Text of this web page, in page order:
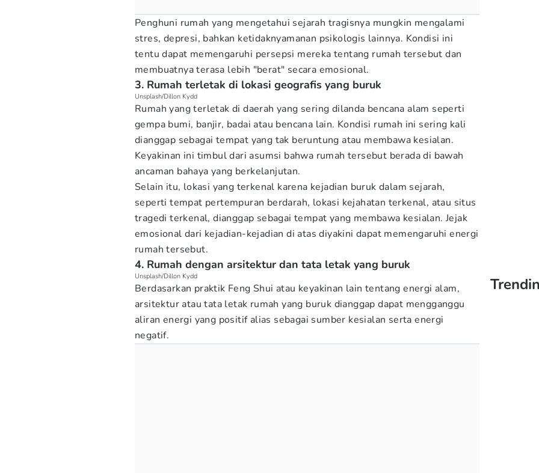
Penghuni rumah yang mengetahui sejarah tragisnya mungkin mengalami
stres, depresi, bahkan ketidaknyamanan psikologis lainnya. Kondisi ini
tentu dapat memengaruhi persepsi mereka tentang rumah tersebut dan
membuatnya terasa lebih "berat" secara emosional.
3. Rumah terletak di lokasi geografis yang buruk
Unsplash/Dillon Kydd
Rumah yang terletak di daerah yang sering dilanda bencana alam seperti
gempa bumi, banjir, badai atau bencana lain. Kondisi rumah ini sering kali
dianggap sebagai tempat yang tak beruntung atau membawa kesialan.
Keyakinan ini timbul dari asumsi bahwa rumah tersebut berada di bawah
ancaman bahaya yang berkelanjutan.
Selain itu, lokasi yang terkenal karena kejadian buruk dalam sejarah,
seperti tempat pertempuran berdarah, lokasi kejahatan terkenal, atau situs
tragedi terkenal, dianggap sebagai tempat yang membawa kesialan. Jejak
emosional dari kejadian-kejadian di atas diyakini dapat memengaruhi energi
rumah tersebut.
4. Rumah dengan arsitektur dan tata letak yang buruk
Unsplash/Dillon Kydd
Berdasarkan praktik Feng Shui atau keyakinan lain tentang energi alam,
arsitektur atau tata letak rumah yang buruk dianggap dapat mengganggu
aliran energi yang positif alias sebagai sumber kesialan serta energi
negatif.